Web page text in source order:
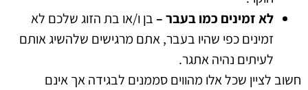
לא זמינים כמו בעבר –בן ו/או בת הזוג שלכם לא
זמינים כפי שהיו בעבר, אתם מרגישים שלהשיג אותם
לעיתים נהיה אתגר.
חשוב לציין שכל אלו מהווים סממנים לבגידה אך אינם